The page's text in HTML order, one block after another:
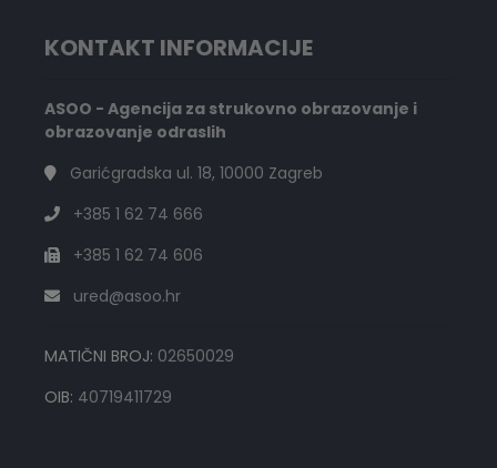
KONTAKT INFORMACIJE
ASOO - Agencija za strukovno obrazovanje i
obrazovanje odraslih
Garićgradska ul. 18, 10000 Zagreb
+385 1 62 74 666
+385 1 62 74 606
ured@asoo.hr
MATIČNI BROJ: 02650029
OIB: 40719411729